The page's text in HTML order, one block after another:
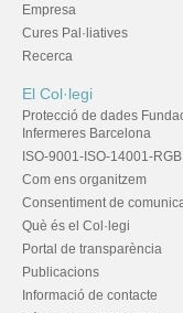
Empresa
Cures Pal·liatives
Recerca
El Col·legi
Protecció de dades
Infermeres Barcelona
ISO-9001-ISO-14001-
Com ens organitzem
Consentiment de
Què és el Col·legi
Portal de transparència
Publicacions
Informació de contacte